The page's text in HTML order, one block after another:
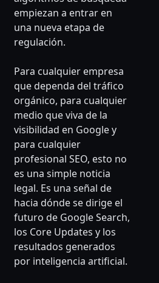
empiezan a entrar en
una nueva etapa de
regulación.
Para cualquier empresa
que dependa del tráfico
orgánico, para cualquier
medio que viva de la
visibilidad en Google y
para cualquier
profesional SEO, esto no
es una simple noticia
legal. Es una señal de
hacia dónde se dirige el
futuro de Google Search,
los Core Updates y los
resultados generados
por inteligencia artificial.